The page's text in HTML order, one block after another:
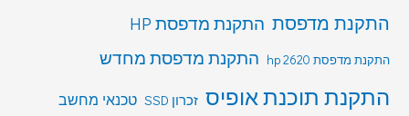
התקנת מדפסת התקנת מדפסת HP
התקנת מדפסת hp 2620 התקנת מדפסת מחדש
התקנת תוכנת אופיס זכרון SSD טכנאי מחשב